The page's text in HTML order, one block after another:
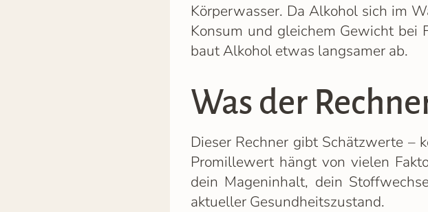
Körperwasser. Da Alkohol sich im
Konsum und gleichem Gewicht bei
baut Alkohol etwas langsamer ab.
Was der
Dieser Rechner gibt Schätzwerte –
Promillewert hängt von vielen
dein Mageninhalt, dein
aktueller Gesundheitszustand.